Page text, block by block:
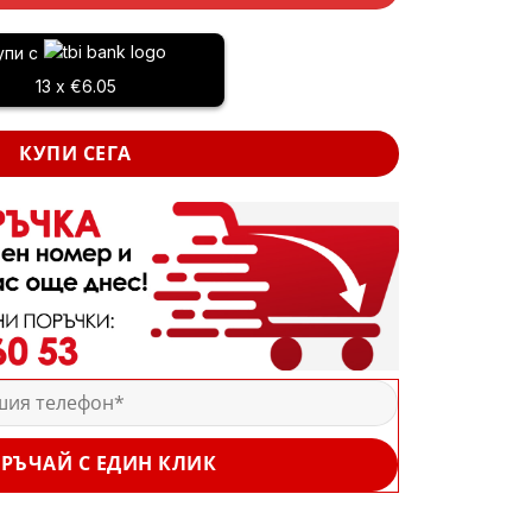
с
13 x €6.05
КУПИ СЕГА
С ЕДИН КЛИК